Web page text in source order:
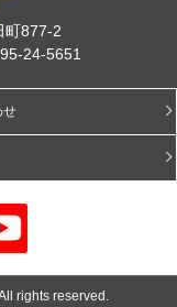
町877-2
24-5651
せ
rights reserved.